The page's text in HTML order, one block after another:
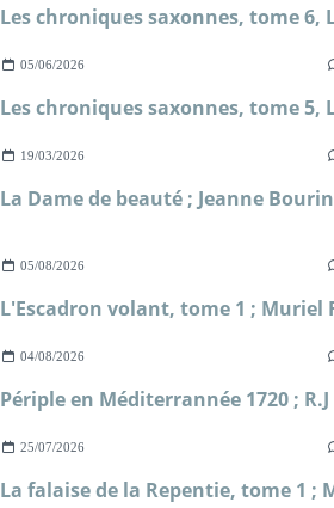
05/06/2026
19/03/2026
La Dame de beauté ; Jeanne Bourin
05/08/2026
04/08/2026
25/07/2026